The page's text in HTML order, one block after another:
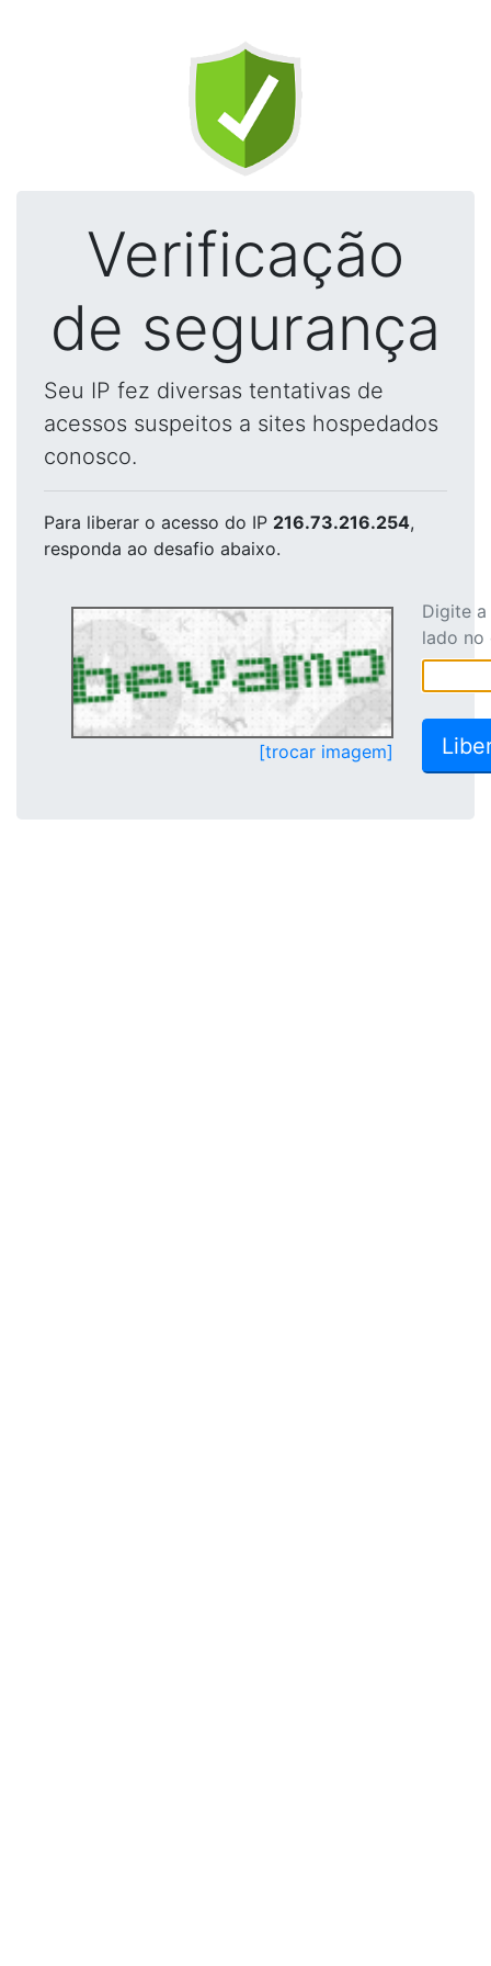
Verificação
de segurança
Seu IP fez diversas tentativas de
acessos suspeitos a sites hospedados
conosco.
Para liberar o acesso do IP 216.73.216.254,
responda ao desafio abaixo.
[trocar imagem]
Digite
lado no